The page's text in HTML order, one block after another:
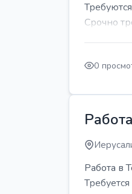
Срочно
0
Работа в